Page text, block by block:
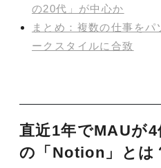
の20代」が中心か
まとめ：複数の仕事をパ
ークスタイルに合致
直近1年でMAUが4
の「Notion」とは